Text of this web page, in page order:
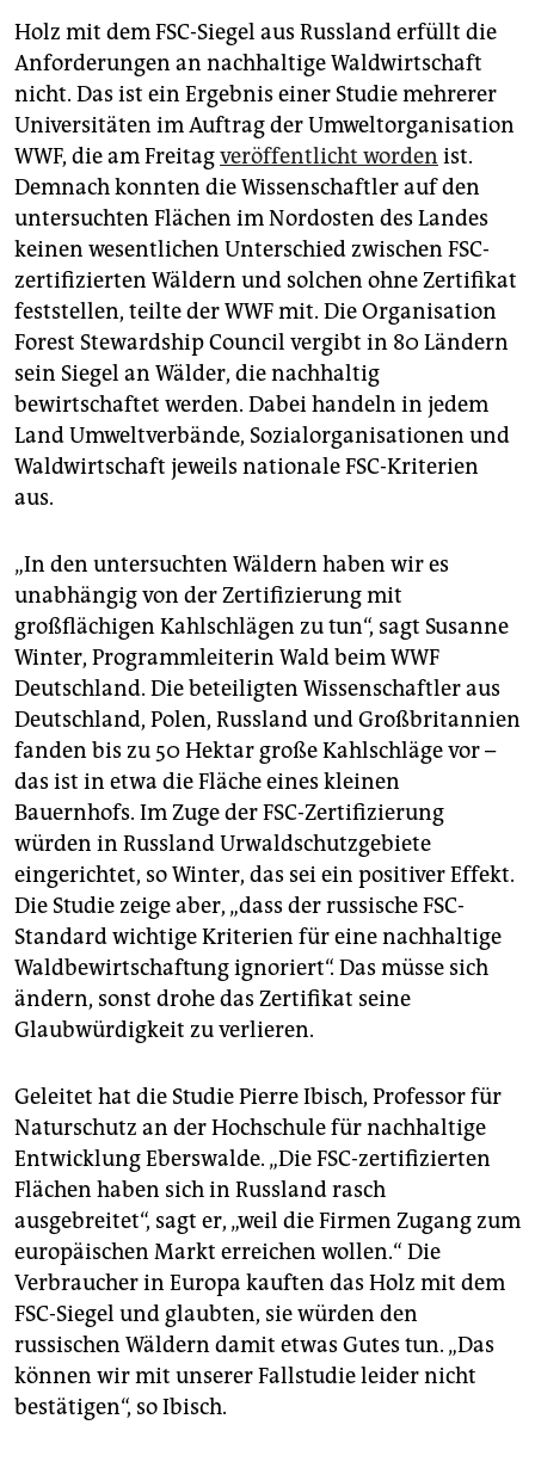
genossenschaft
epaper login
Holz mit dem FSC-Siegel aus Russland erfüllt die
Anforderungen an nachhaltige Waldwirtschaft
nicht. Das ist ein Ergebnis einer Studie mehrerer
Universitäten im Auftrag der Umweltorganisation
WWF, die am Freitagveröffentlicht worden ist.
Demnach konnten die Wissenschaftler auf den
untersuchten Flächen im Nordosten des Landes
keinen wesentlichen Unterschied zwischen FSC-
zertifizierten Wäldern und solchen ohne Zertifikat
feststellen, teilte der WWF mit. Die Organisation
Forest Stewardship Council vergibt in 80 Ländern
sein Siegel an Wälder, die nachhaltig
bewirtschaftet werden. Dabei handeln in jedem
Land Umweltverbände, Sozialorganisationen und
Waldwirtschaft jeweils nationale FSC-Kriterien
aus.
„In den untersuchten Wäldern haben wir es
unabhängig von der Zertifizierung mit
großflächigen Kahlschlägen zu tun“, sagt Susanne
Winter, Programmleiterin Wald beim WWF
Deutschland. Die beteiligten Wissenschaftler aus
Deutschland, Polen, Russland und Großbritannien
fanden bis zu 50 Hektar große Kahlschläge vor –
das ist in etwa die Fläche eines kleinen
Bauernhofs. Im Zuge der FSC-Zertifizierung
würden in Russland Urwaldschutzgebiete
eingerichtet, so Winter, das sei ein positiver Effekt.
Die Studie zeige aber, „dass der russische FSC-
Standard wichtige Kriterien für eine nachhaltige
Waldbewirtschaftung ignoriert“. Das müsse sich
ändern, sonst drohe das Zertifikat seine
Glaubwürdigkeit zu verlieren.
Geleitet hat die Studie Pierre Ibisch, Professor für
Naturschutz an der Hochschule für nachhaltige
Entwicklung Eberswalde. „Die FSC-zertifizierten
Flächen haben sich in Russland rasch
ausgebreitet“, sagt er, „weil die Firmen Zugang zum
europäischen Markt erreichen wollen.“ Die
Verbraucher in Europa kauften das Holz mit dem
FSC-Siegel und glaubten, sie würden den
russischen Wäldern damit etwas Gutes tun. „Das
können wir mit unserer Fallstudie leider nicht
bestätigen“, so Ibisch.